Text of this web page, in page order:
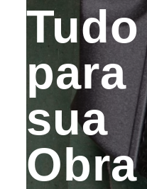
Tudo
para
sua
Obra